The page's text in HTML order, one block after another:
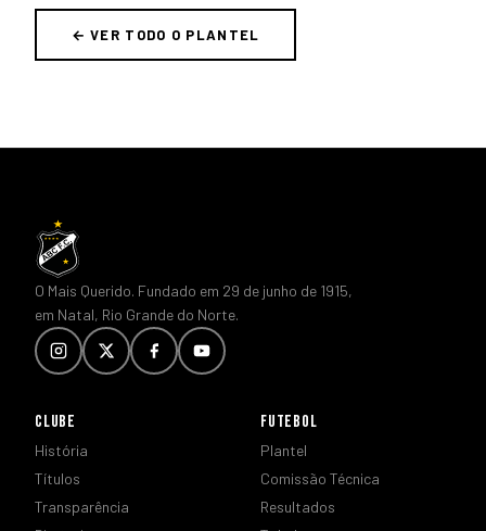
← VER TODO O PLANTEL
O Mais Querido. Fundado em 29 de junho de 1915,
em Natal, Rio Grande do Norte.
CLUBE
História
Títulos
Transparência
FUTEBOL
Plantel
Comissão Técnica
Resultados